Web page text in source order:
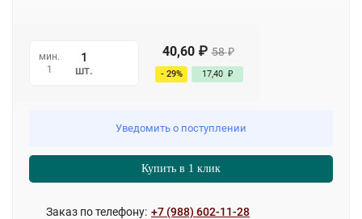
мин.
1
шт.
40,60 ₽ 58 ₽
- 29% 17,40 ₽
Уведомить о поступлении
Купить в 1 клик
Заказ по телефону: +7 (988) 602-11-28